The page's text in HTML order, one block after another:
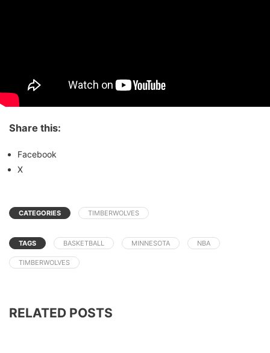
Share this:
Facebook
X
CATEGORIES TIMBERWOLVES
TAGS BASKETBALL MINNESOTA NBA
TIMBERWOLVES
RELATED POSTS